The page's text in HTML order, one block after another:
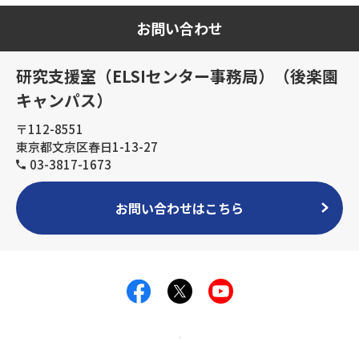
お問い合わせ
研究支援室（ELSIセンター事務局）（後楽園
キャンパス）
〒112-8551
東京都文京区春日1-13-27
03-3817-1673
お問い合わせはこちら